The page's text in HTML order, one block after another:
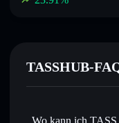
TASSHUB-
Wo kann ich